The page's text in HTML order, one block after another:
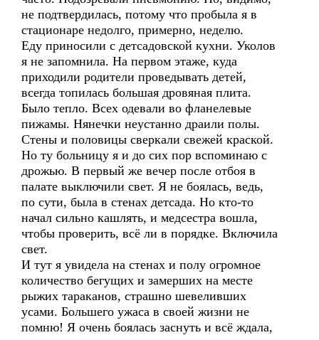
не подтвердилась, потому что пробыла я в
стационаре недолго, примерно, неделю.
Еду приносили с детсадовской кухни. Уколов
я не запомнила. На первом этаже, куда
приходили родители проведывать детей,
всегда топилась большая дровяная плита.
Было тепло. Всех одевали во фланелевые
пижамы. Нянечки неустанно драили полы.
Стены и половицы сверкали свежей краской.
Но ту больницу я и до сих пор вспоминаю с
дрожью. В первый же вечер после отбоя в
палате выключили свет. Я не боялась, ведь,
по сути, была в стенах детсада. Но кто-то
начал сильно кашлять, и медсестра вошла,
чтобы проверить, всё ли в порядке. Включила
свет.
И тут я увидела на стенах и полу огромное
количество бегущих и замерших на месте
рыжих тараканов, страшно шевеливших
усами. Большего ужаса в своей жизни не
помню! Я очень боялась заснуть и всё ждала,